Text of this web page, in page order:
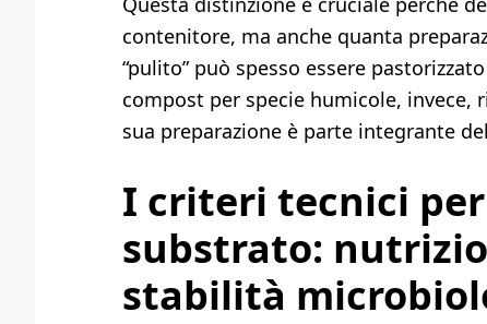
contenitore, ma anche quanta
“pulito” può spesso essere
compost per specie humicole, invece,
sua preparazione è parte integrante
I criteri tecnici
substrato:
stabilità